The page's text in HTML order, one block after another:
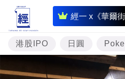
經一 x《華爾街
即
時
財
經
港股IPO 日圓